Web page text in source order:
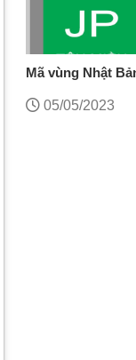
Mã vùng Nhật
05/05/2023